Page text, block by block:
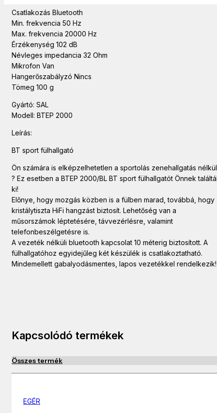
Csatlakozás Bluetooth
Min. frekvencia 50 Hz
Max. frekvencia 20000 Hz
Érzékenység 102 dB
Névleges impedancia 32 Ohm
Mikrofon Van
Hangerőszabályzó Nincs
Tömeg 100 g
Gyártó: SAL
Modell: BTEP 2000
Leírás:
BT sport fülhallgató
Ön számára is elképzelhetetlen a sportolás zenehallgatás nélkül
? Ez esetben a BTEP 2000/BL BT sport fülhallgatót Önnek
ki!
Előnye, hogy mozgás közben is a fülben marad, továbbá, hogy
kristálytiszta HiFi hangzást biztosít. Lehetőség van a
műsorszámok léptetésére, távvezérlésre, valamint
telefonbeszélgetésre is.
A vezeték nélküli bluetooth kapcsolat 10 méterig biztosított. A
fülhallgatóhoz egyidejűleg két készülék is csatlakoztatható.
Mindemellett gabalyodásmentes, lapos vezetékkel rendelkezik!
Kapcsolódó termékek
Összes termék
EGÉR